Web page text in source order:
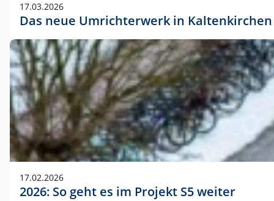
17.03.2026
Das neue Umrichterwerk in Kaltenkirchen
17.02.2026
2026: So geht es im Projekt S5 weiter